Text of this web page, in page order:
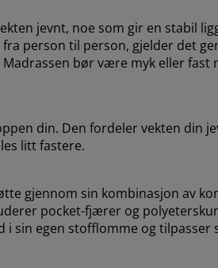
jevnt, noe som gir en stabil
person til person, gjelder det
bør være myk eller fast
din. Den fordeler vekten din
litt fastere.
gjennom sin kombinasjon av
pocket-fjærer og
sin egen stofflomme og